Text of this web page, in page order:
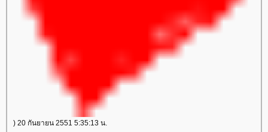
) 20 กันยายน 2551 5:35:13 น.